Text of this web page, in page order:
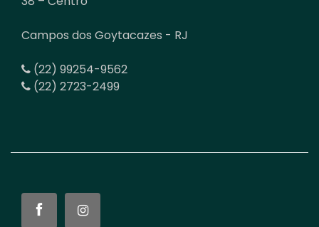
Campos dos Goytacazes - RJ
(22) 99254-9562
(22) 2723-2499